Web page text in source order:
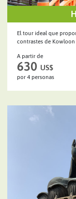
El tour ideal que
contrastes de Kowloon
A partir de
630 US$
por 4 personas